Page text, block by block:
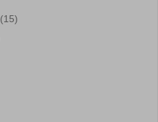
(15)